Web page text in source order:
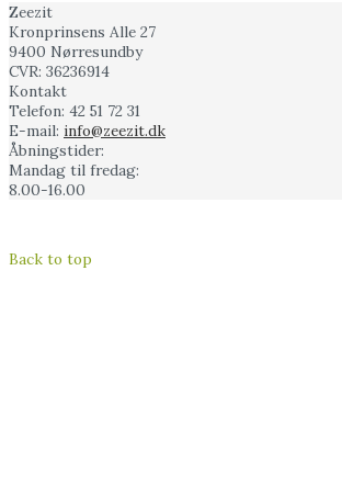
Zeezit
Kronprinsens Alle 27
9400 Nørresundby
CVR: 36236914
Kontakt
Telefon: 42 51 72 31
E-mail: info@zeezit.dk
Åbningstider:
Mandag til fredag:
8.00-16.00
Back to top